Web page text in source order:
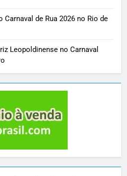
de Rua 2026 no Rio de
Leopoldinense no Carnaval